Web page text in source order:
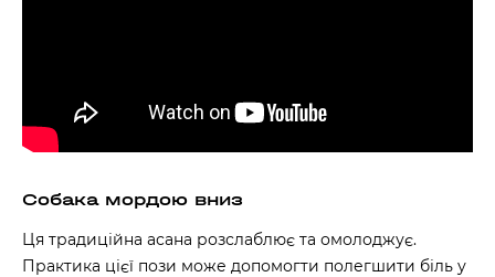
Собака мордою вниз
Ця традиційна асана розслаблює та омолоджує.
Практика цієї пози може допомогти полегшити біль у